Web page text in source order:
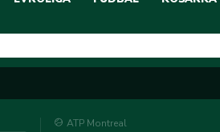
DOMAĆI FUDBAL
LIGE PETICE
EVROLIGA
ABA LIGA
ATP Montreal